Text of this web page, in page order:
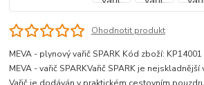
Ohodnotit produkt
MEVA - plynový vařič SPARK Kód zboží:
MEVA - vařič SPARKVařič SPARK je
Vařič je dodáván v praktickém cestovním